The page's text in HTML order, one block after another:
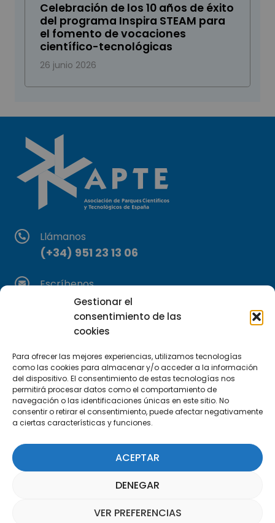
Gestionar el
consentimiento de las
cookies
Para ofrecer las mejores experiencias, utilizamos tecnologías
como las cookies para almacenar y/o acceder a la información
del dispositivo. El consentimiento de estas tecnologías nos
permitirá procesar datos como el comportamiento de
navegación o las identificaciones únicas en este sitio. No
consentir o retirar el consentimiento, puede afectar negativamente
a ciertas características y funciones.
ACEPTAR
DENEGAR
VER PREFERENCIAS
Celebración de los 10 años de éxito
del programa Inspira STEAM para
el fomento de vocaciones
científico-tecnológicas
26 junio 2026
Llámanos
(+34) 951 23 13 06
Escríbenos
info@apte.org
Encuéntranos
29590 Campanillas, Málaga